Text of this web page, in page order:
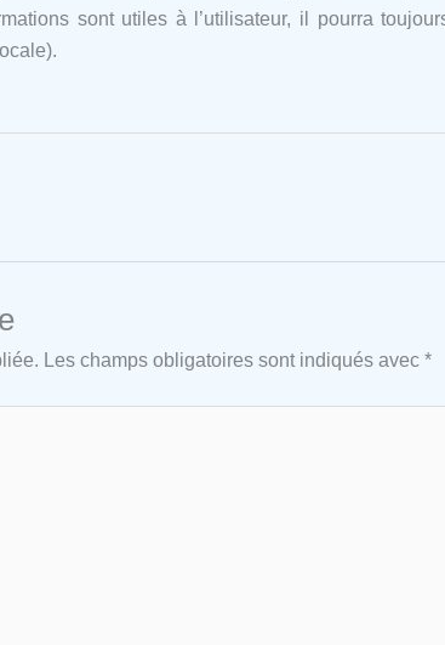
sont utiles à l’utilisateur, il pourra
Les champs obligatoires sont indiqués avec *